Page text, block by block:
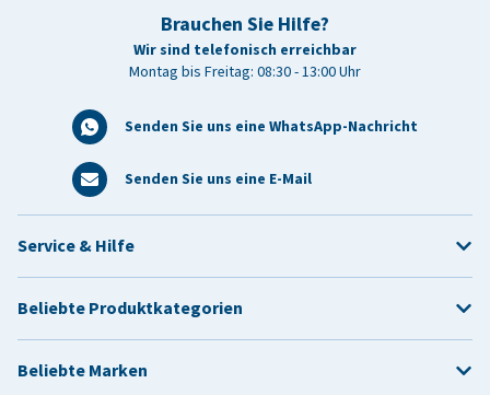
Brauchen Sie Hilfe?
Wir sind telefonisch erreichbar
Montag bis Freitag: 08:30 - 13:00 Uhr
Senden Sie uns eine WhatsApp-Nachricht
Senden Sie uns eine E-Mail
Service & Hilfe
Beliebte Produktkategorien
Beliebte Marken